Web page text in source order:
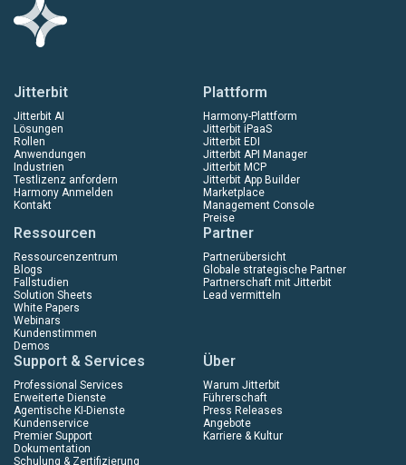
Jitterbit
Jitterbit AI
Lösungen
Rollen
Anwendungen
Industrien
Testlizenz anfordern
Harmony Anmelden
Kontakt
Plattform
Harmony-Plattform
Jitterbit iPaaS
Jitterbit EDI
Jitterbit API Manager
Jitterbit MCP
Jitterbit App Builder
Marketplace
Management Console
Preise
Ressourcen
Ressourcenzentrum
Blogs
Fallstudien
Solution Sheets
White Papers
Webinars
Kundenstimmen
Demos
Partner
Partnerübersicht
Globale strategische Partner
Partnerschaft mit Jitterbit
Lead vermitteln
Support & Services
Professional Services
Erweiterte Dienste
Agentische KI-Dienste
Kundenservice
Premier Support
Dokumentation
Schulung & Zertifizierung
Über
Warum Jitterbit
Führerschaft
Press Releases
Angebote
Karriere & Kultur